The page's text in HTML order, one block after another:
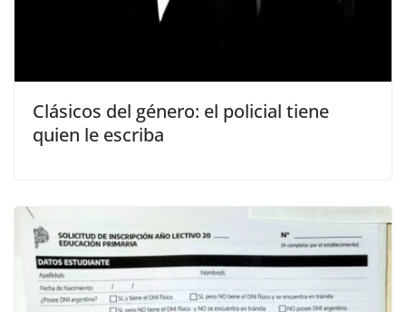
Clásicos del género: el policial tiene
quien le escriba